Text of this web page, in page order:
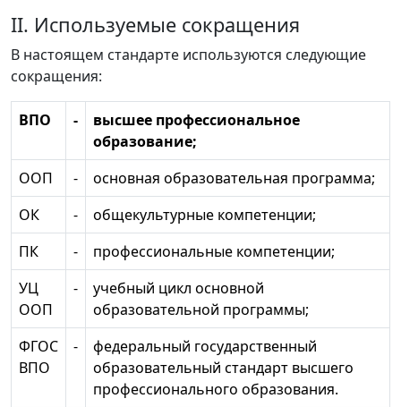
II. Используемые сокращения
В настоящем стандарте используются следующие
сокращения:
ВПО -
высшее профессиональное
образование;
ООП
-
основная образовательная программа;
ОК
-
общекультурные компетенции;
ПК
-
профессиональные компетенции;
УЦ
ООП
-
учебный цикл основной
образовательной программы;
ФГОС
ВПО
-
федеральный государственный
образовательный стандарт высшего
профессионального образования.